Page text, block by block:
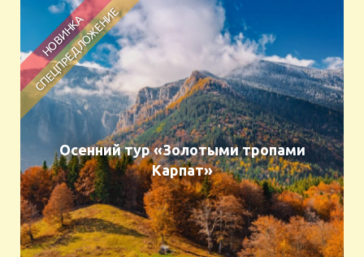
Осенний тур «Золотыми тропами
Карпат»